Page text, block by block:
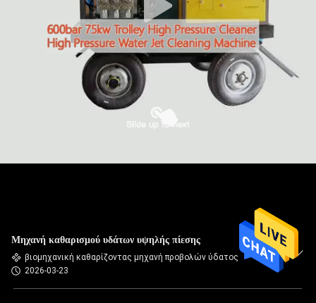
Μηχανή καθαρισμού υδάτων υψηλής πίεσης
βιομηχανική καθαρίζοντας μηχανή προβολών ύδατος
2026-03-23